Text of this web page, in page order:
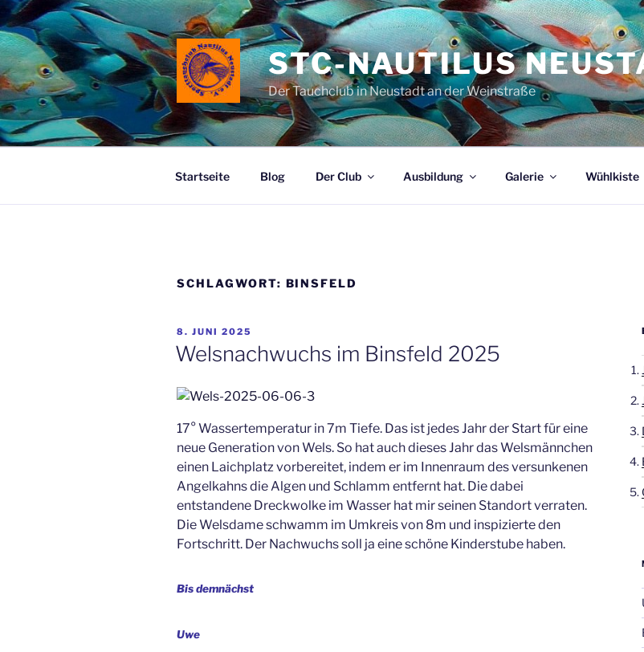
Zum
Inhalt
springen
STC-NAUTILUS
Der Tauchclub in Neustadt an der Weinstraße
Startseite Blog Der Club Ausbildung Galerie Wühlkiste
SCHLAGWORT: BINSFELD
VERÖFFENTLICHT
AM
8. JUNI 2025
Welsnachwuchs im Binsfeld 2025
17° Wassertemperatur in 7m Tiefe. Das ist jedes Jahr der Start für eine
neue Generation von Wels. So hat auch dieses Jahr das Welsmännchen
einen Laichplatz vorbereitet, indem er im Innenraum des versunkenen
Angelkahns die Algen und Schlamm entfernt hat. Die dabei
entstandene Dreckwolke im Wasser hat mir seinen Standort verraten.
Die Welsdame schwamm im Umkreis von 8m und inspizierte den
Fortschritt. Der Nachwuchs soll ja eine schöne Kinderstube haben.
Bis demnächst
Uwe